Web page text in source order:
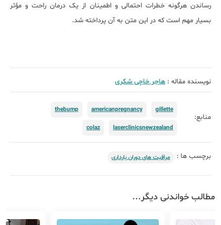
رساندن هرگونه خطرات احتمالی و اطمینان از یک درمان راحت و مؤثر
بسیار مهم است که در این متن به آن پرداخته شد.
نویسنده مقاله : هاجر خاچی شکری
منابع:
gillette
americanpregnancy
thebump
laserclinicsnewzealand
colaz
برچسب ها : مراقبت های دوران بارداری
مطالب خواندنی دیگر...